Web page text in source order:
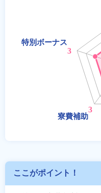
ここがポイント！